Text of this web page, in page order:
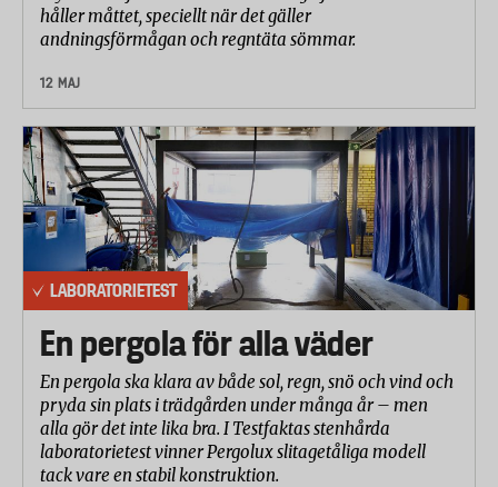
håller måttet, speciellt när det gäller
andningsförmågan och regntäta sömmar.
12 MAJ
LABORATORIETEST
En pergola för alla väder
En pergola ska klara av både sol, regn, snö och vind och
pryda sin plats i trädgården under många år – men
alla gör det inte lika bra. I Testfaktas stenhårda
laboratorietest vinner Pergolux slitagetåliga modell
tack vare en stabil konstruktion.